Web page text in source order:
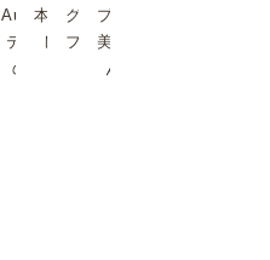
Aug/2023
テゾーロ
のJazz
本では珍
しいか
グリーンタ
フを歩いて
みる？
プラムも
美味しい
んだよ